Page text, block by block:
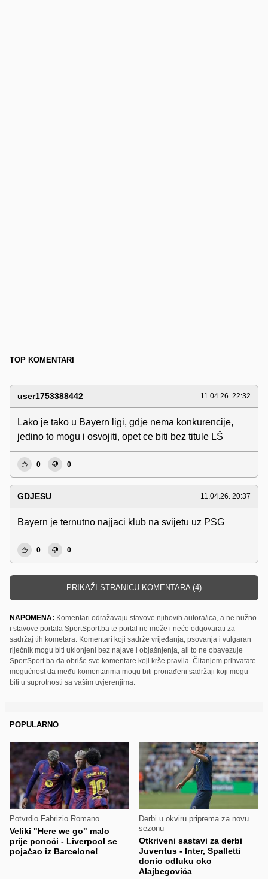
TOP KOMENTARI
user1753388442 11.04.26. 22:32
Lako je tako u Bayern ligi, gdje nema konkurencije,
jedino to mogu i osvojiti, opet ce biti bez titule LŠ
0 0
GDJESU 11.04.26. 20:37
Bayern je ternutno najjaci klub na svijetu uz PSG
0 0
PRIKAŽI STRANICU KOMENTARA (4)
NAPOMENA: Komentari odražavaju stavove njihovih autora/ica, a ne nužno
i stavove portala SportSport.ba te portal ne može i neće odgovarati za
sadržaj tih kometara. Komentari koji sadrže vrijeđanja, psovanja i vulgaran
riječnik mogu biti uklonjeni bez najave i objašnjenja, ali to ne obavezuje
SportSport.ba da obriše sve komentare koji krše pravila. Čitanjem prihvatate
mogućnost da među komentarima mogu biti pronađeni sadržaji koji mogu
biti u suprotnosti sa vašim uvjerenjima.
POPULARNO
Potvrdio Fabrizio Romano
Veliki "Here we go" malo
prije ponoći - Liverpool se
pojačao iz Barcelone!
Derbi u okviru priprema za novu
sezonu
Otkriveni sastavi za derbi
Juventus - Inter, Spalletti
donio odluku oko
Alajbegovića